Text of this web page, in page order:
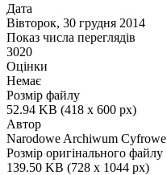
Дата
Вівторок, 30 грудня 2014
Показ числа переглядів
3020
Оцінки
Немає
Розмір файлу
52.94 KB (418 x 600 px)
Автор
Narodowe Archiwum Cyfrowe
Розмір оригінального файлу
139.50 KB (728 x 1044 px)